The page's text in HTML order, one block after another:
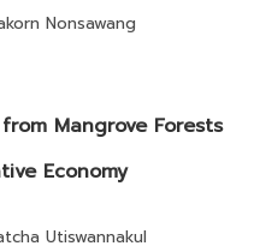
Nonsawang
Mangrove Forests
Economy
Utiswannakul